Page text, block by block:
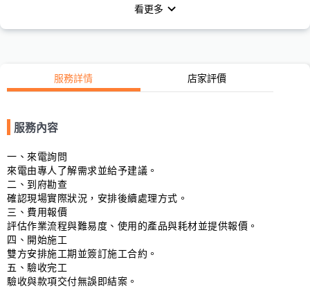
看更多
服務詳情 店家評價
服務內容
一、來電詢問
來電由專人了解需求並給予建議。
二、到府勘查
確認現場實際狀況，安排後續處理方式。
三、費用報價
評估作業流程與難易度、使用的產品與耗材並提供報價。
四、開始施工
雙方安排施工期並簽訂施工合約。
五、驗收完工
驗收與款項交付無誤即結案。